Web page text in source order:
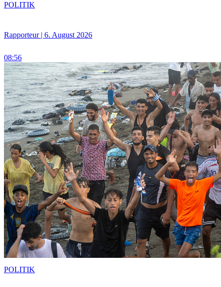
Rapporteur | 6. August 2026
08:56
POLITIK
POLITIK